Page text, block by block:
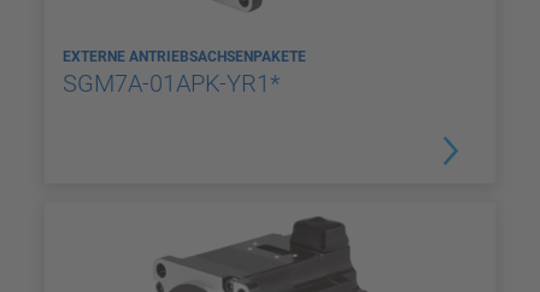
EXTERNE ANTRIEBSACHSENPAKETE
SGM7A-01APK-YR1*